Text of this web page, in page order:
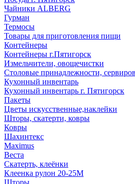
Чайники ALBERG
Гурман
Термосы
Товары для приготовления пищи
Контейнеры
Контейнеры г.Пятигорск
Измельчители, овощечистки
Столовые принадлежности,
Кухонный инвентарь
Кухонный инвентарь г. Пятигорск
Пакеты
Цветы искусственные,наклейки
Шторы, скатерти, ковры
Ковры
Шахинтекс
Maximus
Веста
Скатерть, клеёнки
Клеенка рулон 20-25М
Шторы